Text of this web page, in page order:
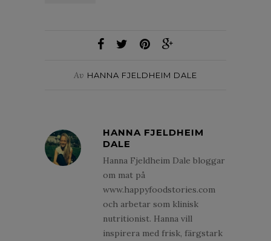
Av HANNA FJELDHEIM DALE
HANNA FJELDHEIM
DALE
Hanna Fjeldheim Dale bloggar
om mat på
www.happyfoodstories.com
och arbetar som klinisk
nutritionist. Hanna vill
inspirera med frisk, färgstark